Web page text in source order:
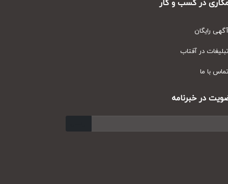
در کسب و کار
رایگان
در آفتاب
با ما
در خبرنامه